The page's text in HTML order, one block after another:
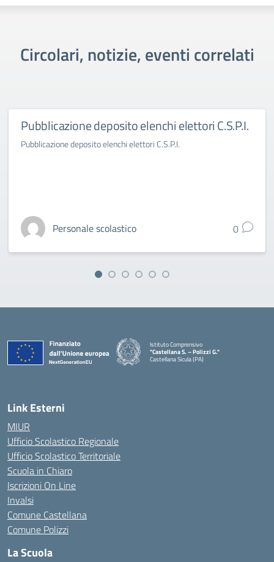
Circolari, notizie, eventi correlati
Pubblicazione deposito elenchi elettori C.S.P.I.
Pubblicazione deposito elenchi elettori C.S.P.I.
Personale scolastico 0
Istituto Comprensivo
"Castellana S. – Polizzi G."
Castellana Sicula (PA)
Link Esterni
MIUR
Ufficio Scolastico Regionale
Ufficio Scolastico Territoriale
Scuola in Chiaro
Iscrizioni On Line
Invalsi
Comune Castellana
Comune Polizzi
La Scuola